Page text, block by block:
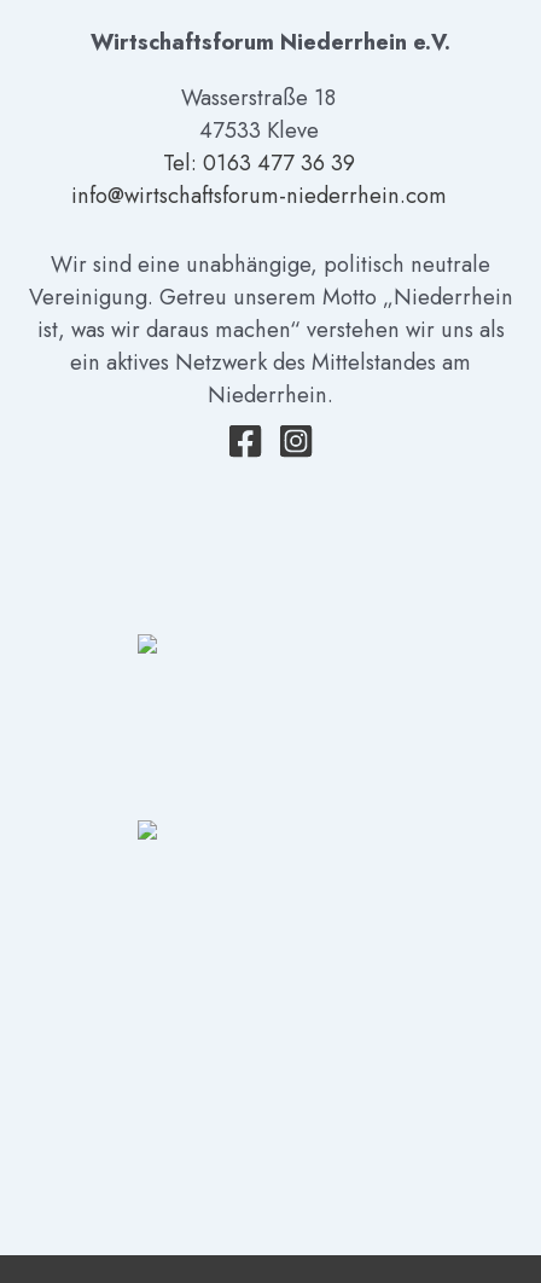
Wirtschaftsforum Niederrhein e.V.
Wasserstraße 18
47533 Kleve
Tel: 0163 477 36 39
info@wirtschaftsforum-niederrhein.com
Wir sind eine unabhängige, politisch neutrale
Vereinigung. Getreu unserem Motto „Niederrhein
ist, was wir daraus machen“ verstehen wir uns als
ein aktives Netzwerk des Mittelstandes am
Niederrhein.